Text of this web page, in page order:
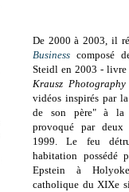
De 2000 à 2003, il
Business composé
Steidl en 2003 -
Krausz
vidéos inspirés par
de son père" à la
provoqué par deux
1999. Le feu
habitation possédé
Epstein à
catholique du XIXe